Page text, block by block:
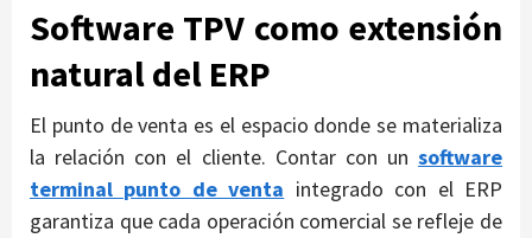
Software TPV como extensión
natural del ERP
El punto de venta es el espacio donde se materializa
la relación con el cliente. Contar con un software
terminal punto de venta integrado con el ERP
garantiza que cada operación comercial se refleje de